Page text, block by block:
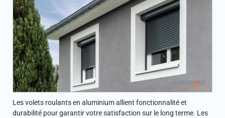
Les volets roulants en aluminium allient fonctionnalité et
durabilité pour garantir votre satisfaction sur le long terme. Les